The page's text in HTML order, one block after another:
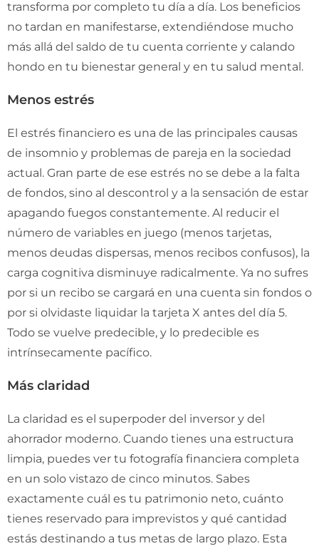
transforma por completo tu día a día. Los beneficios
no tardan en manifestarse, extendiéndose mucho
más allá del saldo de tu cuenta corriente y calando
hondo en tu bienestar general y en tu salud mental.
Menos estrés
El estrés financiero es una de las principales causas
de insomnio y problemas de pareja en la sociedad
actual. Gran parte de ese estrés no se debe a la falta
de fondos, sino al descontrol y a la sensación de estar
apagando fuegos constantemente. Al reducir el
número de variables en juego (menos tarjetas,
menos deudas dispersas, menos recibos confusos), la
carga cognitiva disminuye radicalmente. Ya no sufres
por si un recibo se cargará en una cuenta sin fondos o
por si olvidaste liquidar la tarjeta X antes del día 5.
Todo se vuelve predecible, y lo predecible es
intrínsecamente pacífico.
Más claridad
La claridad es el superpoder del inversor y del
ahorrador moderno. Cuando tienes una estructura
limpia, puedes ver tu fotografía financiera completa
en un solo vistazo de cinco minutos. Sabes
exactamente cuál es tu patrimonio neto, cuánto
tienes reservado para imprevistos y qué cantidad
estás destinando a tus metas de largo plazo. Esta